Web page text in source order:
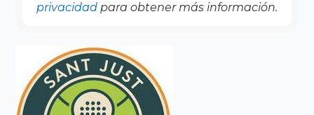
privacidad para obtener más información.